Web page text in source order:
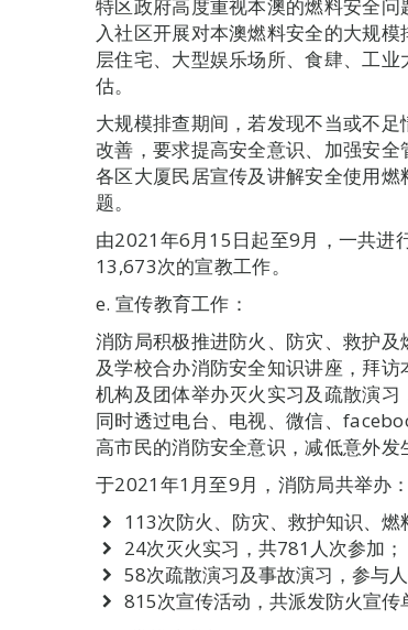
特区政府高度重视本澳的燃料安全
入社区开展对本澳燃料安全的大规
层住宅、大型娱乐场所、食肆、工
估。
大规模排查期间，若发现不当或不
改善，要求提高安全意识、加强安
各区大厦民居宣传及讲解安全使用
题。
由2021年6月15日起至9月，一共进
13,673次的宣教工作。
e. 宣传教育工作：
消防局积极推进防火、防灾、救护
及学校合办消防安全知识讲座，拜
机构及团体举办灭火实习及疏散演
同时透过电台、电视、微信、
高市民的消防安全意识，减低意外发
于2021年1月至9月，消防局共举办：
113次防火、防灾、救护知识、燃
24次灭火实习，共781人次参加；
58次疏散演习及事故演习，参与
815次宣传活动，共派发防火宣传